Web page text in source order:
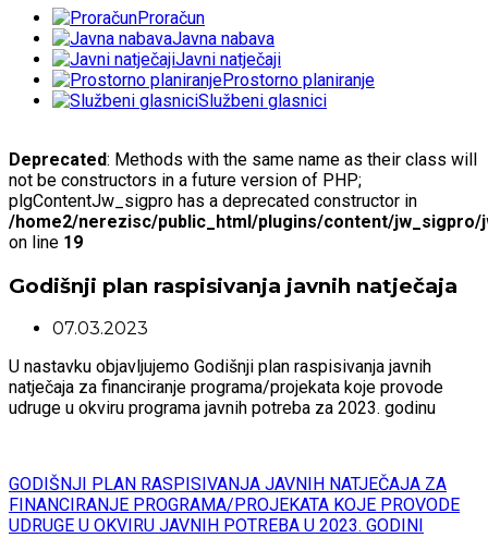
Proračun
Javna nabava
Javni natječaji
Prostorno planiranje
Službeni glasnici
Deprecated: Methods with the same name as their class will
not be constructors in a future version of PHP;
plgContentJw_sigpro has a deprecated constructor in
/home2/nerezisc/public_html/plugins/content/jw_sigpro/
on line 19
Godišnji plan raspisivanja javnih natječaja
07.03.2023
U nastavku objavljujemo Godišnji plan raspisivanja javnih
natječaja za financiranje programa/projekata koje provode
udruge u okviru programa javnih potreba za 2023. godinu
GODIŠNJI PLAN RASPISIVANJA JAVNIH NATJEČAJA ZA
FINANCIRANJE PROGRAMA/PROJEKATA KOJE PROVODE
UDRUGE U OKVIRU JAVNIH POTREBA U 2023. GODINI